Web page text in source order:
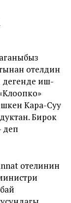
отелдин
иш-
Кара-Суу
Бирок
деп
отелинин